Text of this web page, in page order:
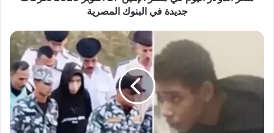
البنوك
جديدة في البنوك المصرية
تقرير
في